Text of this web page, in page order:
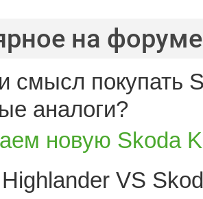
на форуме
смысл покупать
аналоги?
новую Skoda
VS